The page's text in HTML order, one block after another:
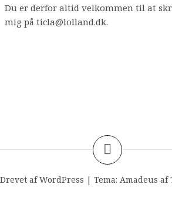
Du er derfor altid velkommen til at
mig på ticla@lolland.dk.
Drevet af WordPress | Tema: Amadeus af